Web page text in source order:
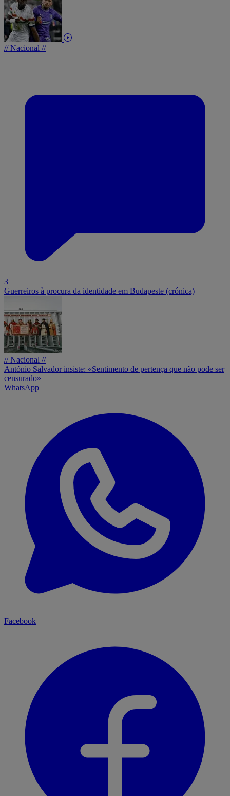
// Nacional //
3
Guerreiros à procura da identidade em Budapeste (crónica)
// Nacional //
António Salvador insiste: «Sentimento de pertença que não pode ser
censurado»
WhatsApp
Facebook